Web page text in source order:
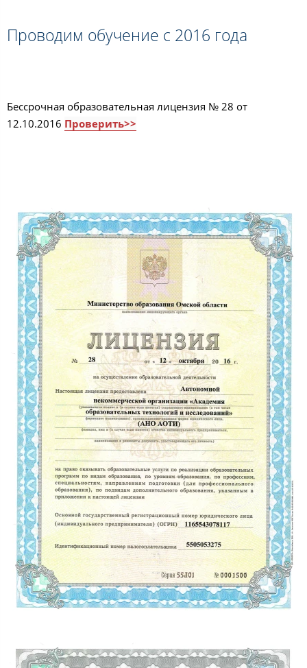
Проводим обучение с 2016 года
Бессрочная образовательная лицензия № 28 от
12.10.2016 Проверить>>